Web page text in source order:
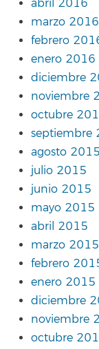
abril 2016
marzo 2016
febrero
enero 2016
diciembre
noviembre
octubre
septiembre
agosto 2015
julio 2015
junio 2015
mayo 2015
abril 2015
marzo 2015
febrero
enero 2015
diciembre
noviembre
octubre